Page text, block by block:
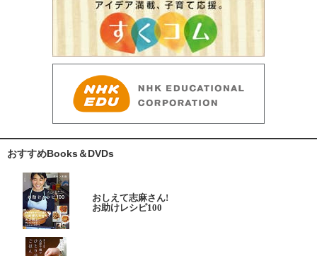
おすすめBooks＆DVDs
おしえて志麻さん!
お助けレシピ100